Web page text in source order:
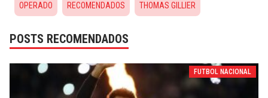
OPERADO RECOMENDADOS THOMAS GILLIER
POSTS RECOMENDADOS
FUTBOL NACIONAL